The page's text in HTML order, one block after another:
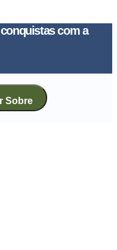
com a
Sobre